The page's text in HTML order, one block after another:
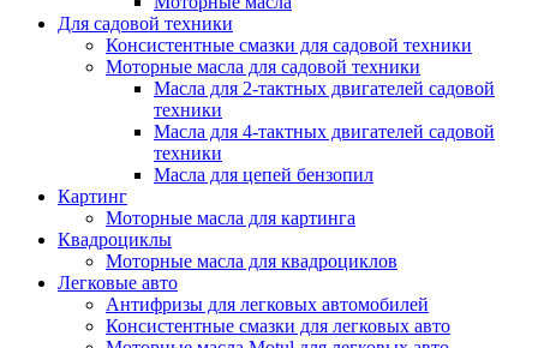
Для садовой техники
Консистентные смазки для садовой техники
Моторные масла для садовой техники
Масла для 2-тактных двигателей садовой
техники
Масла для 4-тактных двигателей садовой
техники
Масла для цепей бензопил
Картинг
Моторные масла для картинга
Квадроциклы
Моторные масла для квадроциклов
Легковые авто
Антифризы для легковых автомобилей
Консистентные смазки для легковых авто